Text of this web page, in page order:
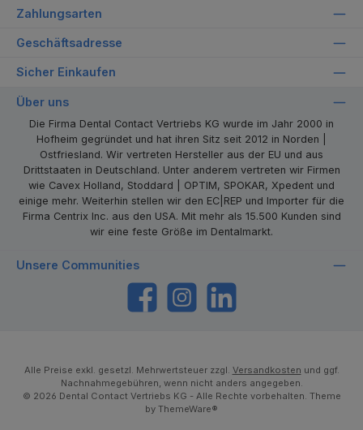
Zahlungsarten
Geschäftsadresse
Sicher Einkaufen
Über uns
Die Firma Dental Contact Vertriebs KG wurde im Jahr 2000 in
Hofheim gegründet und hat ihren Sitz seit 2012 in Norden |
Ostfriesland. Wir vertreten Hersteller aus der EU und aus
Drittstaaten in Deutschland. Unter anderem vertreten wir Firmen
wie Cavex Holland, Stoddard | OPTIM, SPOKAR, Xpedent und
einige mehr. Weiterhin stellen wir den EC|REP und Importer für die
Firma Centrix Inc. aus den USA. Mit mehr als 15.500 Kunden sind
wir eine feste Größe im Dentalmarkt.
Unsere Communities
https://www.facebook.com/dentalcontact
Instagram
Alle Preise exkl. gesetzl. Mehrwertsteuer zzgl. Versandkosten und ggf.
Nachnahmegebühren, wenn nicht anders angegeben.
© 2026 Dental Contact Vertriebs KG - Alle Rechte vorbehalten. Theme
by ThemeWare®